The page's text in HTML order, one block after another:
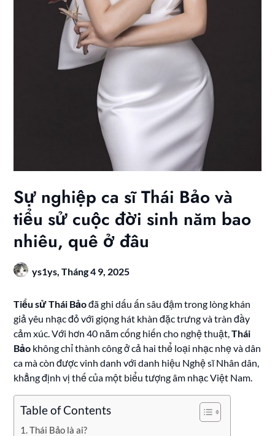
Sự nghiệp ca sĩ Thái Bảo và
tiểu sử cuộc đời sinh năm bao
nhiêu, quê ở đâu
ys1ys,Tháng 4 9, 2025
Tiểu sử Thái Bảođã ghi dấu ấn sâu đậm trong lòng khán
giả yêu nhạc đỏ với giọng hát khàn đặc trưng và tràn đầy
cảm xúc. Với hơn 40 năm cống hiến cho nghệ thuật,Thái
Bảo không chỉ thành công ở cả hai thể loại nhạc nhẹ và dân
ca mà còn được vinh danh với danh hiệu Nghệ sĩ Nhân dân,
khẳng định vị thế của một biểu tượng âm nhạc Việt Nam.
Table of Contents
Thái Bảo là ai?